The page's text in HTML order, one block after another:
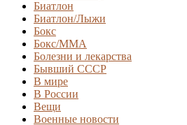
Биатлон
Биатлон/Лыжи
Бокс
Бокс/MMA
Болезни и лекарства
Бывший СССР
В мире
В России
Вещи
Военные новости